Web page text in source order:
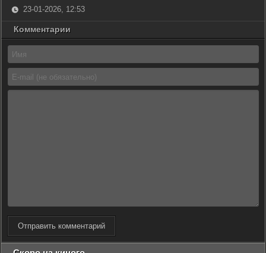
23-01-2026, 12:53
Комментарии
Отправить комментарий